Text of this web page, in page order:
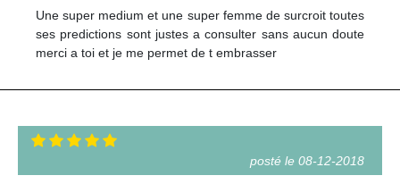
Une super medium et une super femme de surcroit toutes
ses predictions sont justes a consulter sans aucun doute
merci a toi et je me permet de t embrasser
posté le 08-12-2018